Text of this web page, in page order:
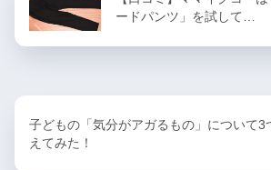
ードパンツ」を試して…
子どもの「気分がアガるもの」について3
えてみた！